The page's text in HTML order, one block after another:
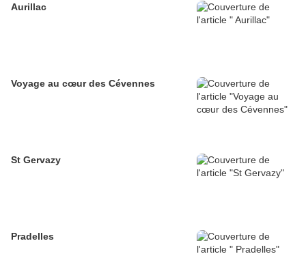
Aurillac
Voyage au cœur des Cévennes
St Gervazy
Pradelles